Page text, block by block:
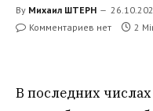
By Михаил ШТЕРН
Комментариев нет 2
В последних числах